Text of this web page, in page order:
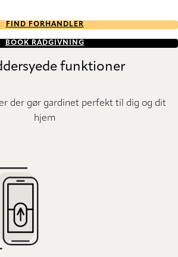
FIND FORHANDLER
BOOK RÅDGIVNING
funktioner
der gør gardinet perfekt til dig og dit
hjem